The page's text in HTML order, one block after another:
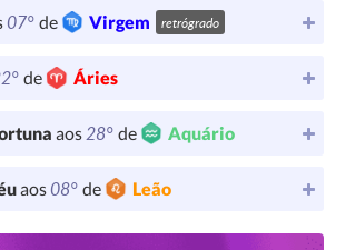
07° de Virgem retrógrado
de Áries
aos28° de Aquário
aos08° de Leão